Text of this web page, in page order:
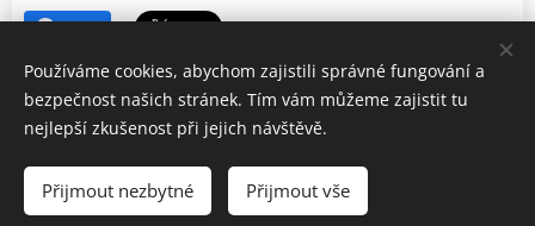
Share
Tel.:+420 604 756 213
Vytvořeno službou Webnode Cookies
Používáme cookies, abychom zajistili správné fungování a
bezpečnost našich stránek. Tím vám můžeme zajistit tu
nejlepší zkušenost při jejich návštěvě.
Přijmout nezbytné Přijmout vše